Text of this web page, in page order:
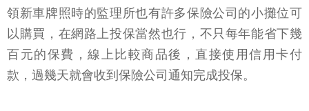
領新車牌照時的監理所也有許多保險公司的小攤位可
以購買，在網路上投保當然也行，不只每年能省下幾
百元的保費，線上比較商品後，直接使用信用卡付
款，過幾天就會收到保險公司通知完成投保。